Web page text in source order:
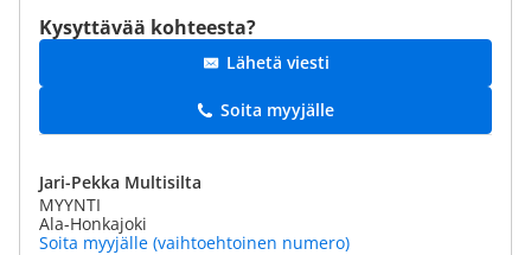
Kysyttävää kohteesta?
Lähetä viesti
Soita myyjälle
Jari-Pekka Multisilta
MYYNTI
Ala-Honkajoki
Soita myyjälle (vaihtoehtoinen numero)